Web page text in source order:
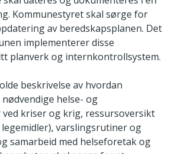
Kommunestyret skal sørge for
av beredskapsplanen. Det
implementerer disse
planverk og internkontrollsystem.
beskrivelse av hvordan
helse- og
kriser og krig, ressursoversikt
varslingsrutiner og
samarbeid med helseforetak og